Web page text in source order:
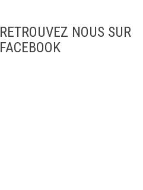
RETROUVEZ NOUS SUR
FACEBOOK